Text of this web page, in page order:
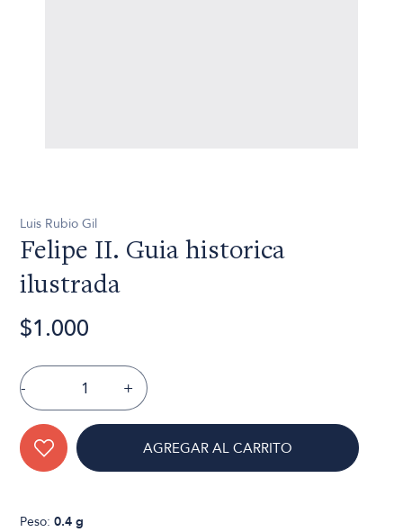
Luis Rubio Gil
Felipe II. Guia historica
ilustrada
$1.000
- +
AGREGAR AL CARRITO
Peso:0.4 g